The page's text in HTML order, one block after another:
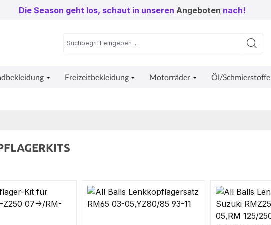
Die Season geht los, schaut in unseren Angeboten nach!
Freizeitbekleidung Motorräder Öl/Schmierstoffe